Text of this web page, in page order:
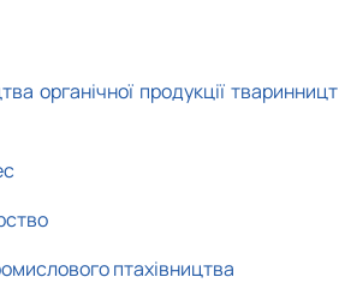
органічної продукції
птахівництва